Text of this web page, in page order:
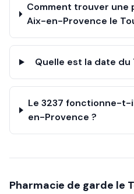
Comment trouver une
Aix-en-Provence le
Quelle est la date
Le 3237 fonctionne-t-
en-Provence ?
Pharmacie de garde le